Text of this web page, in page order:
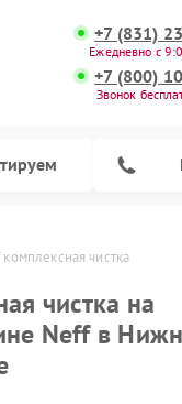
+7 (831)
Ежедневно с
+7 (800)
Звонок
чистка
чистка на
Neff в